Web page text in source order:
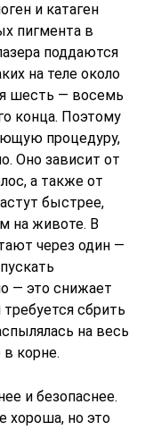
и катаген
пигмента в
поддаются
на теле около
шесть — восемь
конца. Поэтому
процедуру,
Оно зависит от
а также от
быстрее,
на животе. В
через один —
— это снижает
сбрить
на весь
в корне.
и безопаснее.
хороша, но это